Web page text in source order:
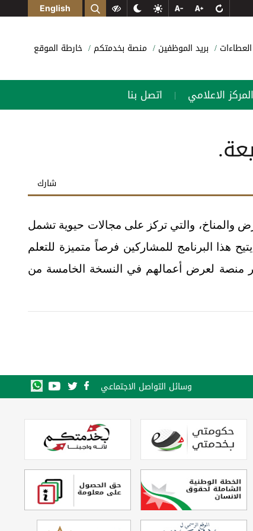
English
العطاءات بريد الموظفين منصة بخدمتكم خارطة الموقع
المركز الاعلامي | اتصل بنا
شارك
والمناخ، والتي تركز على مجالات حيوية تشمل
هذا البرنامج للمشاركين فرصاً متميزة للتعلم
منصة لعرض أعمالهم في النسخة الخامسة من
وسائل التواصل الاجتماعي